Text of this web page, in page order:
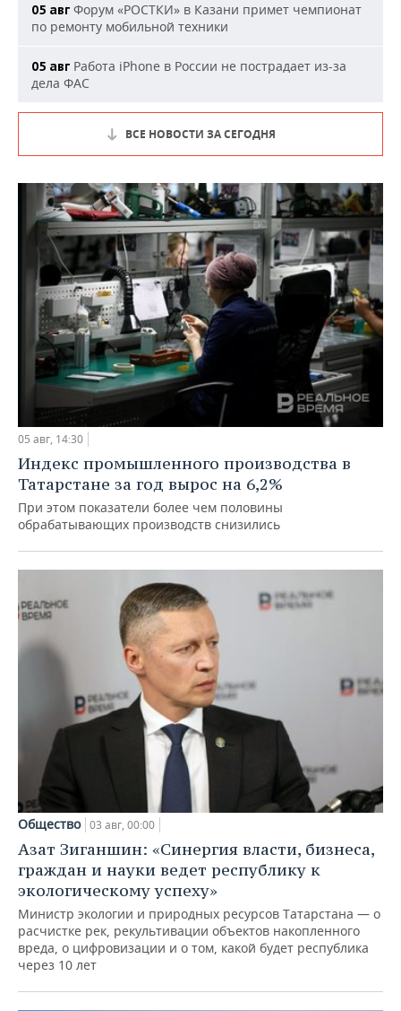
05 авг Форум «РОСТКИ» в Казани примет чемпионат
по ремонту мобильной техники
05 авг Работа iPhone в России не пострадает из-за
дела ФАС
ВСЕ НОВОСТИ ЗА СЕГОДНЯ
05 авг, 14:30
Индекс промышленного производства в
Татарстане за год вырос на 6,2%
При этом показатели более чем половины
обрабатывающих производств снизились
Общество 03 авг, 00:00
Азат Зиганшин: «Синергия власти, бизнеса,
граждан и науки ведет республику к
экологическому успеху»
Министр экологии и природных ресурсов Татарстана — о
расчистке рек, рекультивации объектов накопленного
вреда, о цифровизации и о том, какой будет республика
через 10 лет